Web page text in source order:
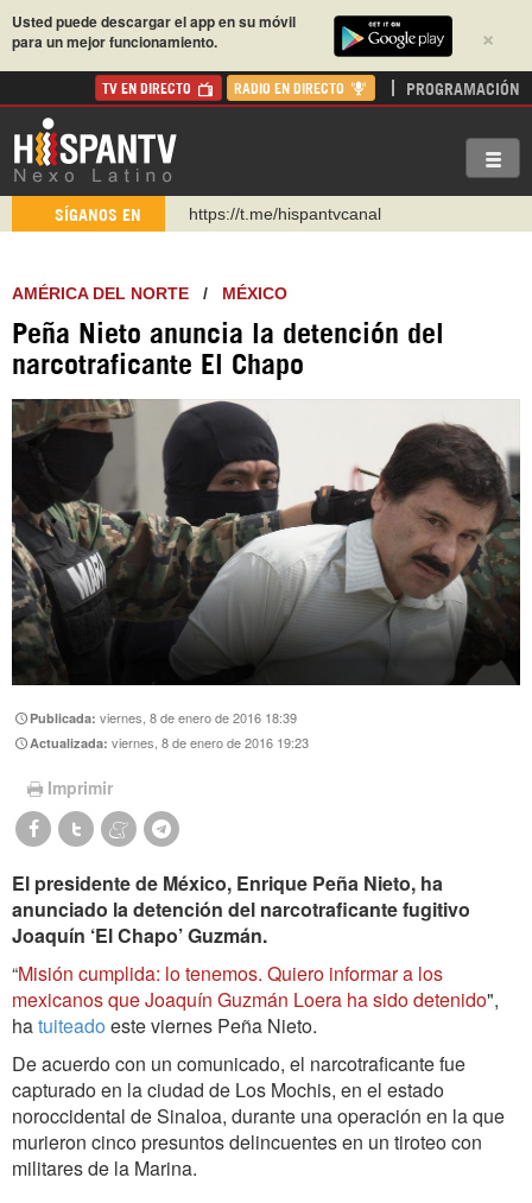
×
Usted puede descargar el app en su móvil
para un mejor funcionamiento.
TV EN DIRECTO RADIO EN DIRECTO PROGRAMACIÓN
SÍGANOS EN
https://t.me/hispantvcanal
WhatsApp y Viber: +98 921 79 29 404
Instagram como: hispan_tv
https://www.facebook.com/Nexolatino.Canal
http://twitter.com/nexo_latino
AMÉRICA DEL NORTE / MÉXICO
Peña Nieto anuncia la detención del
narcotraficante El Chapo
Publicada:viernes, 8 de enero de 2016 18:39
Actualizada:viernes, 8 de enero de 2016 19:23
Imprimir
El presidente de México, Enrique Peña Nieto, ha
anunciado la detención del narcotraficante fugitivo
Joaquín ‘El Chapo’ Guzmán.
“Misión cumplida: lo tenemos. Quiero informar a los
mexicanos que Joaquín Guzmán Loera ha sido detenido",
hatuiteado este viernes Peña Nieto.
De acuerdo con un comunicado, el narcotraficante fue
capturado en la ciudad de Los Mochis, en el estado
noroccidental de Sinaloa, durante una operación en la que
murieron cinco presuntos delincuentes en un tiroteo con
militares de la Marina.